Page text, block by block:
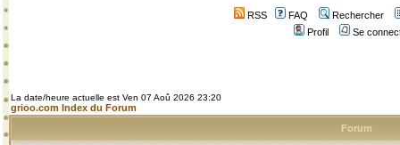
RSS FAQ
Rechercher
Profil
Se
La date/heure actuelle est Ven 07 Aoû 2026 23:20
grioo.com Index du Forum
Forum